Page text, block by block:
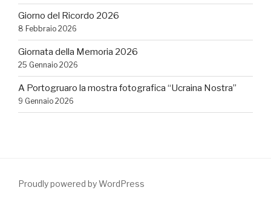
Giorno del Ricordo 2026
8 Febbraio 2026
Giornata della Memoria 2026
25 Gennaio 2026
A Portogruaro la mostra fotografica “Ucraina Nostra”
9 Gennaio 2026
Proudly powered by WordPress